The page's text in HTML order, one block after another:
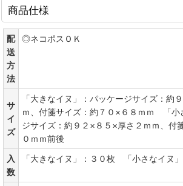
商品仕様
配
送
方
法
◎ネコポスＯＫ
サ
イ
ズ
「大きなイヌ」：パッケージサイズ：約
ｍ、付箋サイズ：約７０×６８ｍｍ 「小
ジサイズ：約９２×８５×厚さ２ｍｍ、付
０ｍｍ前後
入
数
「大きなイヌ」：３０枚 「小さなイヌ